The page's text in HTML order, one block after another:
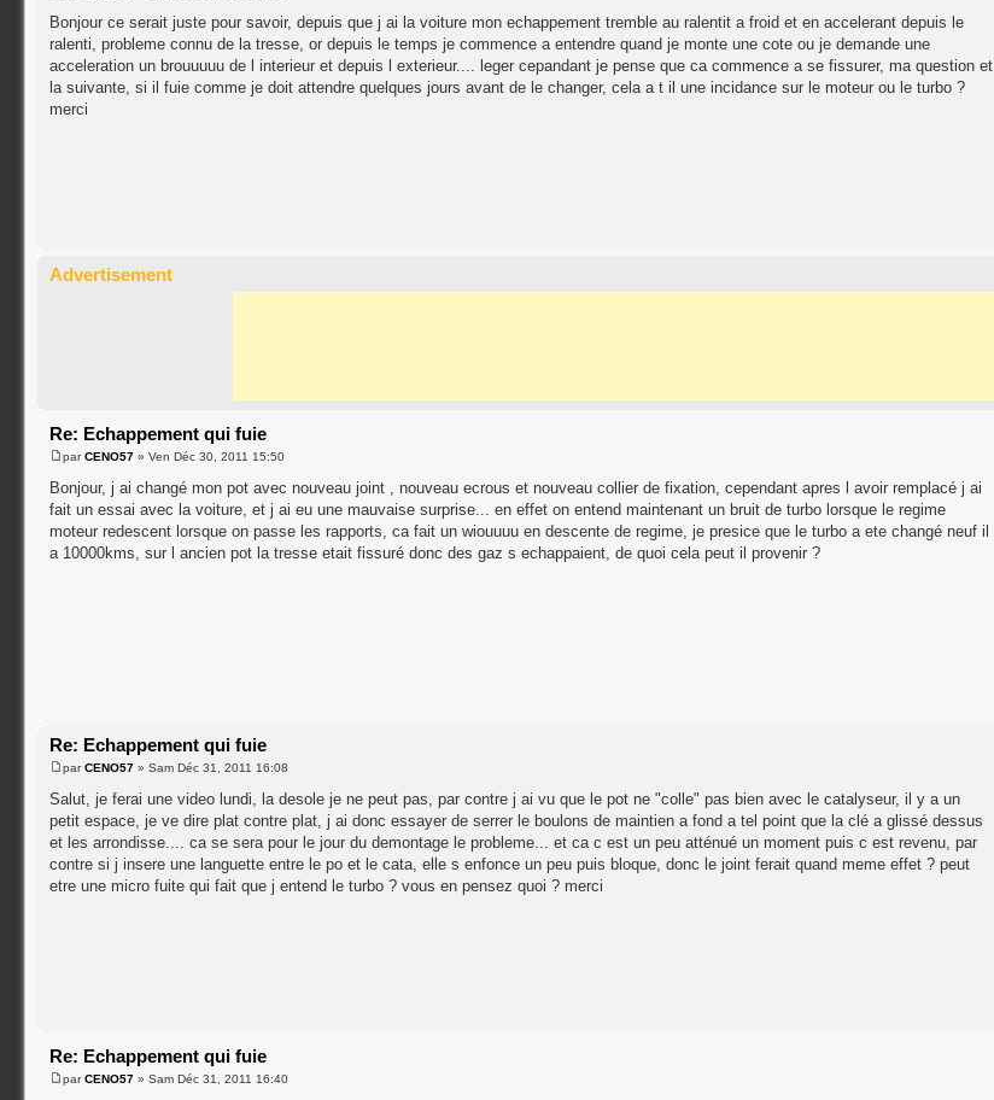
Bonjour ce serait juste pour savoir, depuis que j ai la voiture mon echappement tremble au ralentit a froid et en accelerant depuis le
ralenti, probleme connu de la tresse, or depuis le temps je commence a entendre quand je monte une cote ou je demande une
acceleration un brouuuuu de l interieur et depuis l exterieur.... leger cepandant je pense que ca commence a se fissurer, ma question et
la suivante, si il fuie comme je doit attendre quelques jours avant de le changer, cela a t il une incidance sur le moteur ou le turbo ?
merci
Advertisement
Re: Echappement qui fuie
parCENO57 » Ven Déc 30, 2011 15:50
Bonjour, j ai changé mon pot avec nouveau joint , nouveau ecrous et nouveau collier de fixation, cependant apres l avoir remplacé j ai
fait un essai avec la voiture, et j ai eu une mauvaise surprise... en effet on entend maintenant un bruit de turbo lorsque le regime
moteur redescent lorsque on passe les rapports, ca fait un wiouuuu en descente de regime, je presice que le turbo a ete changé neuf il
a 10000kms, sur l ancien pot la tresse etait fissuré donc des gaz s echappaient, de quoi cela peut il provenir ?
Re: Echappement qui fuie
parCENO57 » Sam Déc 31, 2011 16:08
Salut, je ferai une video lundi, la desole je ne peut pas, par contre j ai vu que le pot ne "colle" pas bien avec le catalyseur, il y a un
petit espace, je ve dire plat contre plat, j ai donc essayer de serrer le boulons de maintien a fond a tel point que la clé a glissé dessus
et les arrondisse.... ca se sera pour le jour du demontage le probleme... et ca c est un peu atténué un moment puis c est revenu, par
contre si j insere une languette entre le po et le cata, elle s enfonce un peu puis bloque, donc le joint ferait quand meme effet ? peut
etre une micro fuite qui fait que j entend le turbo ? vous en pensez quoi ? merci
Re: Echappement qui fuie
parCENO57 » Sam Déc 31, 2011 16:40